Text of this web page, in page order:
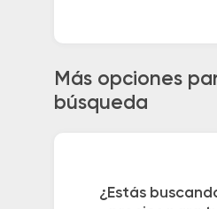
Más opciones
búsqueda
¿Estás